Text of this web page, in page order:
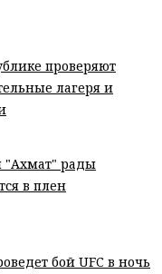
проверяют
лагеря и
"Ахмат" рады
в плен
бой UFC в ночь